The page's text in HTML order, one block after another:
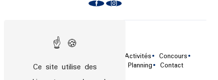
Plan du site
Activités Concours
Tarifs / Horaires Actualités Planning Contact
Ce site utilise des